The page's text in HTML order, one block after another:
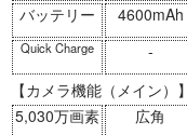
バッテリー 4600mAh
Quick Charge -
【カメラ機能（メイン）】
5,030万画素
広角